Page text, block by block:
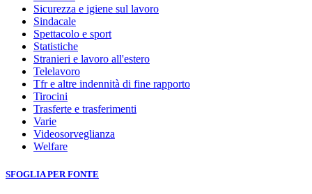
Sicurezza e igiene sul lavoro
Sindacale
Spettacolo e sport
Statistiche
Stranieri e lavoro all'estero
Telelavoro
Tfr e altre indennità di fine rapporto
Tirocini
Trasferte e trasferimenti
Varie
Videosorveglianza
Welfare
SFOGLIA PER FONTE